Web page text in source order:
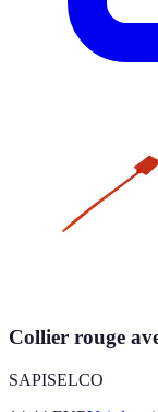
Collier rouge
SAPISELCO